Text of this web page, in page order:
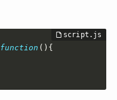
function ( ) {